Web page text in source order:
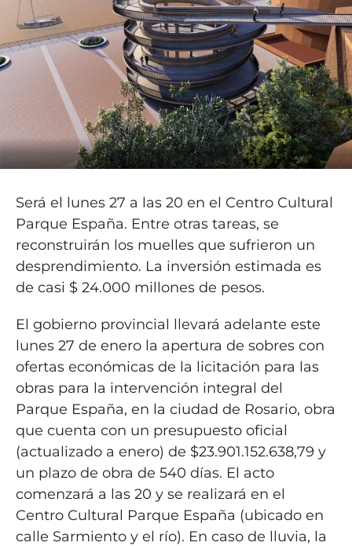
Será el lunes 27 a las 20 en el Centro Cultural
Parque España. Entre otras tareas, se
reconstruirán los muelles que sufrieron un
desprendimiento. La inversión estimada es
de casi $ 24.000 millones de pesos.
El gobierno provincial llevará adelante este
lunes 27 de enero la apertura de sobres con
ofertas económicas de la licitación para las
obras para la intervención integral del
Parque España, en la ciudad de Rosario, obra
que cuenta con un presupuesto oficial
(actualizado a enero) de $23.901.152.638,79 y
un plazo de obra de 540 días. El acto
comenzará a las 20 y se realizará en el
Centro Cultural Parque España (ubicado en
calle Sarmiento y el río). En caso de lluvia, la